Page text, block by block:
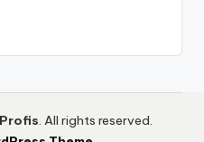
. All rights reserved.